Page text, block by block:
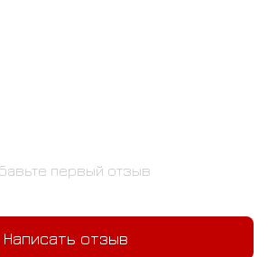
первый отзыв
Написать отзыв